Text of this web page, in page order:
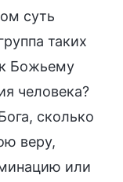
суть
таких
Божьему
человека?
сколько
веру,
или